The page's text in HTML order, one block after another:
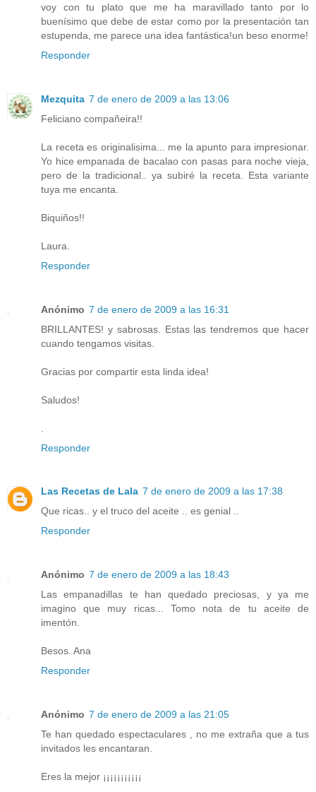
voy con tu plato que me ha maravillado tanto por lo
buenísimo que debe de estar como por la presentación tan
estupenda, me parece una idea fantástica!un beso enorme!
Responder
Mezquita 7 de enero de 2009 a las 13:06
Feliciano compañeira!!
La receta es originalisima... me la apunto para impresionar.
Yo hice empanada de bacalao con pasas para noche vieja,
pero de la tradicional.. ya subiré la receta. Esta variante
tuya me encanta.
Biquiños!!
Laura.
Responder
Anónimo 7 de enero de 2009 a las 16:31
BRILLANTES! y sabrosas. Estas las tendremos que hacer
cuando tengamos visitas.
Gracias por compartir esta linda idea!
Saludos!
Responder
Las Recetas de Lala 7 de enero de 2009 a las 17:38
Que ricas.. y el truco del aceite .. es genial ..
Responder
Anónimo 7 de enero de 2009 a las 18:43
Las empanadillas te han quedado preciosas, y ya me
imagino que muy ricas... Tomo nota de tu aceite de
imentón.
Besos. Ana
Responder
Anónimo 7 de enero de 2009 a las 21:05
Te han quedado espectaculares , no me extraña que a tus
invitados les encantaran.
Eres la mejor ¡¡¡¡¡¡¡¡¡¡¡